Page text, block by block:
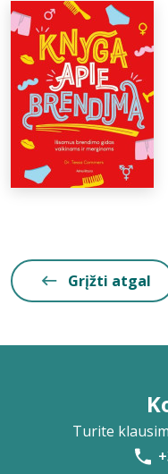
D.U.K.
Grįžti atgal
Turite